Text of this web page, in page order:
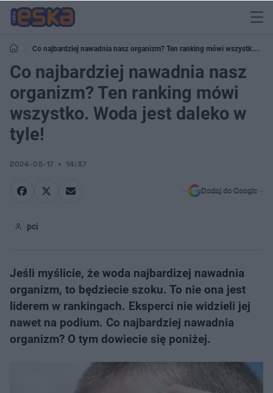
Co najbardziej nawadnia nasz organizm? Ten ranking mówi wszystko.
Woda jest daleko w tyle!
Co najbardziej nawadnia nasz
organizm? Ten ranking mówi
wszystko. Woda jest daleko w
tyle!
2024-05-17 14:37
Dodaj do Google
pci
Jeśli myślicie, że woda najbardizej nawadnia
organizm, to będziecie szoku. To nie ona jest
liderem w rankingach. Eksperci nie widzieli jej
nawet na podium. Co najbardziej nawadnia
organizm? O tym dowiecie się poniżej.